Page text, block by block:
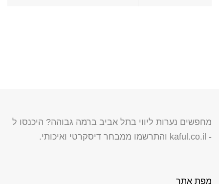
מחפשים נערות ליווי בתל אביב ברמה גבוהה? היכנסו ל
-
kaful.co.il והתרשמו ממבחר דיסקרטי ואיכותי.
מפת אתר